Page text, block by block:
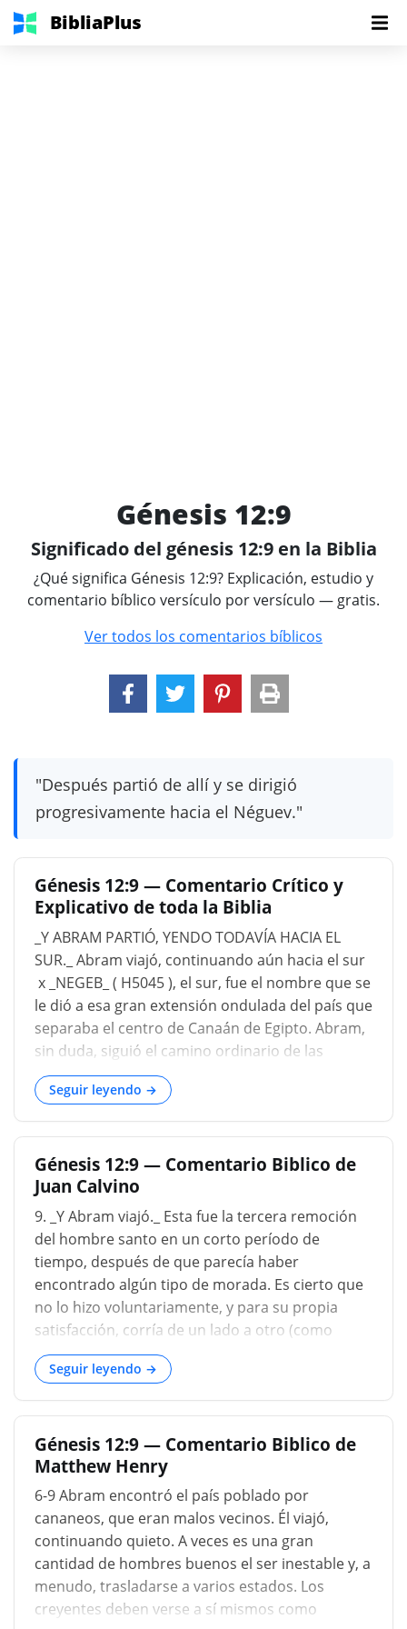
BibliaPlus
Génesis 12:9
Significado del génesis 12:9 en la Biblia
¿Qué significa Génesis 12:9? Explicación, estudio y
comentario bíblico versículo por versículo — gratis.
Ver todos los comentarios bíblicos
"Después partió de allí y se dirigió
progresivamente hacia el Néguev."
Génesis 12:9 — Comentario Crítico y
Explicativo de toda la Biblia
_Y ABRAM PARTIÓ, YENDO TODAVÍA HACIA EL
SUR._ Abram viajó, continuando aún hacia el sur
х _NEGEB_ ( H5045 ), el sur, fue el nombre que se
le dió a esa gran extensión ondulada del país que
separaba el centro de Canaán de Egipto. Abram,
sin duda, siguió el camino ordinario de las
caravanas que atraviesa ese distrito. El primer
viaje a través de Canann fue de exploración, y
parece haberse realizado rápidamente....
Seguir leyendo →
Génesis 12:9 — Comentario Biblico de
Juan Calvino
9. _Y Abram viajó._ Esta fue la tercera remoción
del hombre santo en un corto período de
tiempo, después de que parecía haber
encontrado algún tipo de morada. Es cierto que
no lo hizo voluntariamente, y para su propia
satisfacción, corría de un lado a otro (como
suelen hacer las personas de mente ligera ) pero
había ciertas necesidades que lo impulsaron a
seguir adelante, para enseñarle, continuamente.
costumbre, que no solo era un extraño, sino un
miserable vagabundo en la tierra de la que era el
señor. Sin embargo, ninguna fruta común fue el
resultado de tantos cambios; porque se esforzó,
tanto como en él estaba, por dedicar a Dios,
cada parte de la tierra a la que tenía acceso, y la
perfumó con el olor de su fe....
Seguir leyendo →
Génesis 12:9 — Comentario Biblico de
Matthew Henry
6-9 Abram encontró el país poblado por
cananeos, que eran malos vecinos. Él viajó,
continuando quieto. A veces es una gran
cantidad de hombres buenos el ser inestable y, a
menudo, trasladarse a varios estados. Los
creyentes deben verse a sí mismos como